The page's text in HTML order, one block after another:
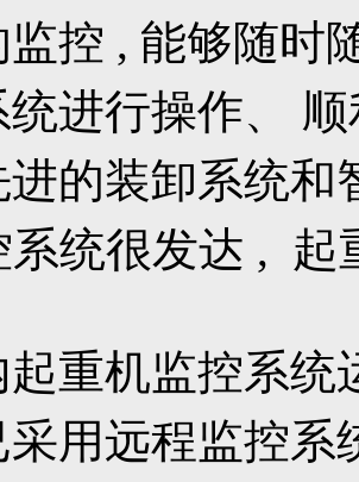
控 , 能够随时
统进行操作、
的装卸系统和
统很发达 , 起
起重机监控系
采用远程监控